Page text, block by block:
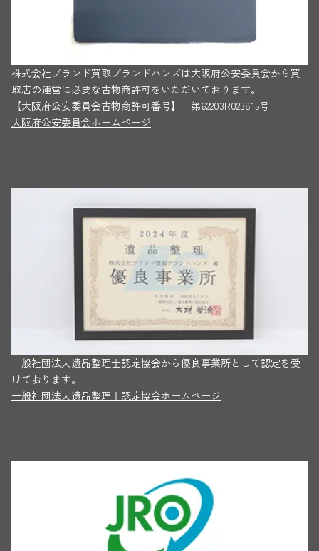
株式会社ブランド買取ブランドハンズは大阪府公安委員会から買
取店の運営に必要な古物商許可をいただいております。
【大阪府公安委員会古物商許可番号】 第62203R023815号
大阪府公安委員会ホームページ
一般社団法人遺品整理士認定協会から優良事業所として認定を受
けております。
一般社団法人遺品整理士認定協会ホームページ